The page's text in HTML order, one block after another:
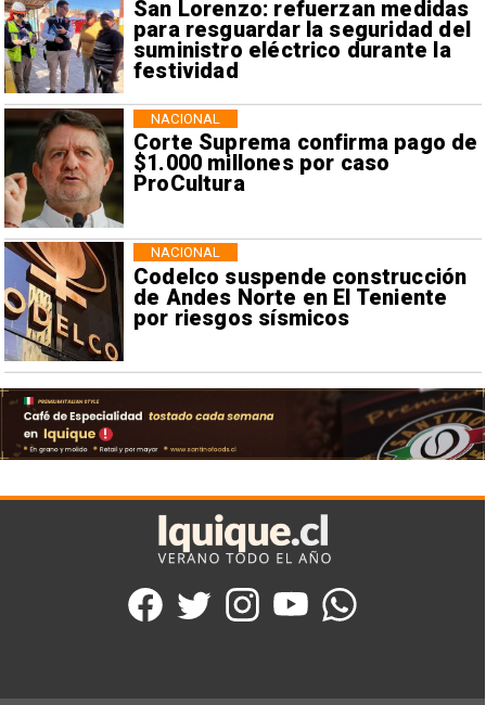
San Lorenzo: refuerzan medidas
para resguardar la seguridad del
suministro eléctrico durante la
festividad
Corte Suprema confirma pago de
$1.000 millones por caso
ProCultura
NACIONAL
Codelco suspende construcción
de Andes Norte en El Teniente
por riesgos sísmicos
NACIONAL